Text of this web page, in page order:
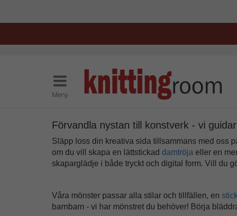
Meny
Förvandla nystan till konstverk - vi
Släpp loss din kreativa sida tillsammans med oss
om du vill skapa en lättstickad damtröja eller en
skaparglädje i både tryckt och digital form. Vill du
Våra mönster passar alla stilar och tillfällen, en
barnbarn - vi har mönstret du behöver! Börja